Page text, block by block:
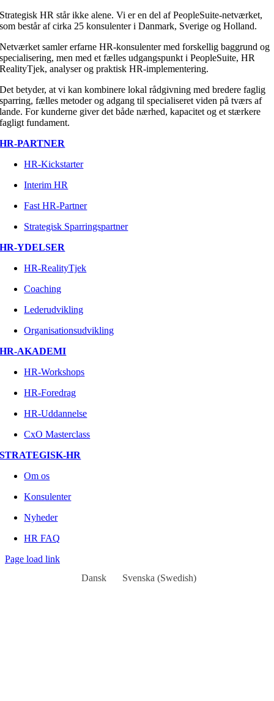
Strategisk HR står ikke alene. Vi er en del af PeopleSuite-netværket,
som består af cirka 25 konsulenter i Danmark, Sverige og Holland.
Netværket samler erfarne HR-konsulenter med forskellig baggrund og
specialisering, men med et fælles udgangspunkt i PeopleSuite, HR
RealityTjek, analyser og praktisk HR-implementering.
Det betyder, at vi kan kombinere lokal rådgivning med bredere faglig
sparring, fælles metoder og adgang til specialiseret viden på tværs af
lande. For kunderne giver det både nærhed, kapacitet og et stærkere
fagligt fundament.
HR-PARTNER
HR-Kickstarter
Interim HR
Fast HR-Partner
Strategisk Sparringspartner
HR-YDELSER
HR-RealityTjek
Coaching
Lederudvikling
Organisationsudvikling
HR-AKADEMI
HR-Workshops
HR-Foredrag
HR-Uddannelse
CxO Masterclass
STRATEGISK-HR
Om os
Konsulenter
Nyheder
HR FAQ
Page load link
Dansk
Svenska (Swedish)